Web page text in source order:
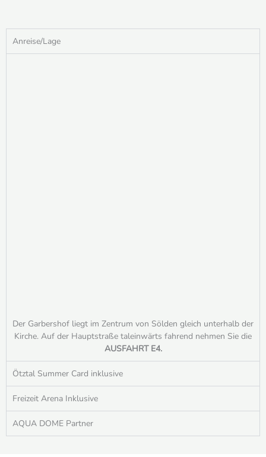
Anreise/Lage
Der Garbershof liegt im Zentrum von Sölden gleich unterhalb der
Kirche. Auf der Hauptstraße taleinwärts fahrend nehmen Sie die
AUSFAHRT E4.
Ötztal Summer Card inklusive
Freizeit Arena Inklusive
AQUA DOME Partner